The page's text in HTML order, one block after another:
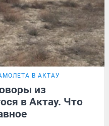
В АКТАУ
из
в Актау. Что